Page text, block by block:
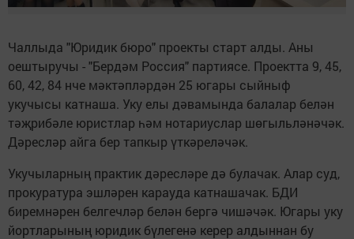
Чаллыда "Юридик бюро" проекты старт алды. Аны
оештыручы - "Бердәм Россия" партиясе. Проектта 9, 45,
60, 42, 84 нче мәктәпләрдән 25 югары сыйныф
укучысы катнаша. Уку елы дәвамында балалар белән
тәҗрибәле юристлар һәм нотариуслар шөгыльләнәчәк.
Дәресләр айга бер тапкыр үткәреләчәк.
Укучыларның практик дәресләре дә булачак. Алар суд,
прокуратура эшләрен карауда катнашачак. БДИ
биремнәрен белгечләр белән бергә чишәчәк. Югары уку
йортларының юридик бүлегенә керер алдыннан бу